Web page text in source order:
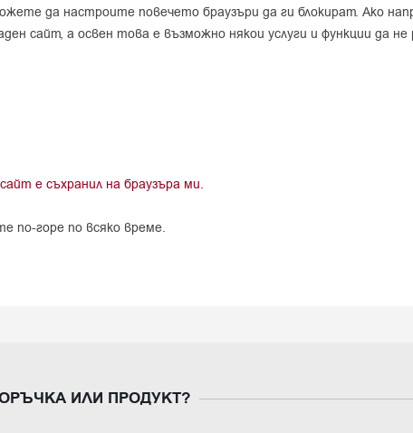
да настроите повечето браузъри да ги блокират. Ако
сайт, а освен това е възможно някои услуги и функции да
е съхранил на браузъра ми.
по-горе по всяко време.
ИЛИ ПРОДУКТ?